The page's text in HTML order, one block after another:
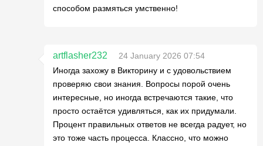
способом размяться умственно!
artflasher232
24 January 2026 07:54
Иногда захожу в Викторину и с удовольствием
проверяю свои знания. Вопросы порой очень
интересные, но иногда встречаются такие, что
просто остаётся удивляться, как их придумали.
Процент правильных ответов не всегда радует, но
это тоже часть процесса. Классно, что можно